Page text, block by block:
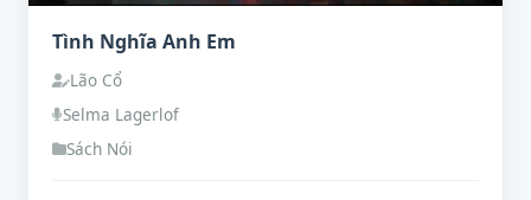
Tình Nghĩa Anh Em
Lão Cổ
Selma Lagerlof
Sách Nói